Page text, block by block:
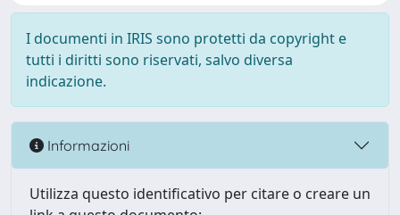
I documenti in IRIS sono protetti da copyright e
tutti i diritti sono riservati, salvo diversa
indicazione.
Informazioni
Utilizza questo identificativo per citare o creare un